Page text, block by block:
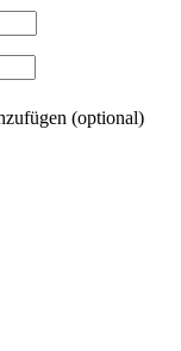
(optional)